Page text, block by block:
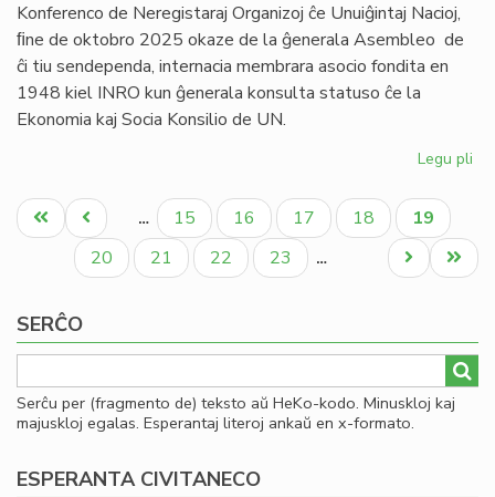
Konferenco de Neregistaraj Organizoj ĉe Unuiĝintaj Nacioj,
ﬁne de oktobro 2025 okaze de la ĝenerala Asembleo de
ĉi tiu sendependa, internacia membrara asocio fondita en
1948 kiel INRO kun ĝenerala konsulta statuso ĉe la
Ekonomia kaj Socia Konsilio de UN.
Legu pli
de
UN
Pagination
Unua
paĝo
Antaŭa
paĝo
… Paĝo
15 Paĝo
16 Paĝo
17 Paĝo
18
Aktuala
paĝo
19
Paĝo
20 Paĝo
21 Paĝo
22 Paĝo
23 …
Last
page
Next
page
SERĈO
Serĉu per (fragmento de) teksto aŭ HeKo-kodo. Minuskloj kaj
majuskloj egalas. Esperantaj literoj ankaŭ en x-formato.
ESPERANTA CIVITANECO